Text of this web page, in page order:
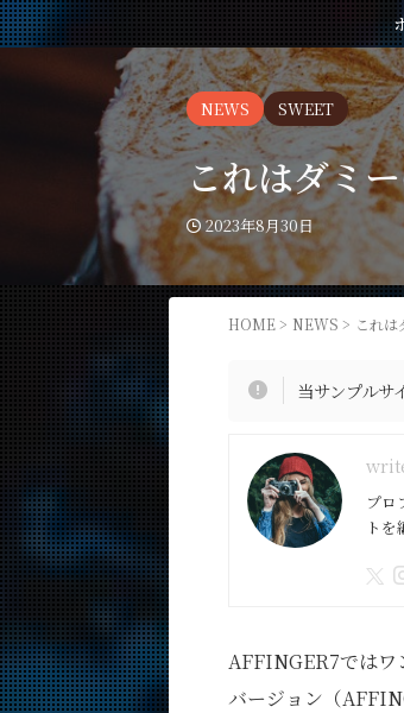
NEWS SWEET
これはダミ
2023年8月30日
HOME> NEWS > これは
当サンプルサ
プロ
ト
AFFINGER7ではワ
バージョン（